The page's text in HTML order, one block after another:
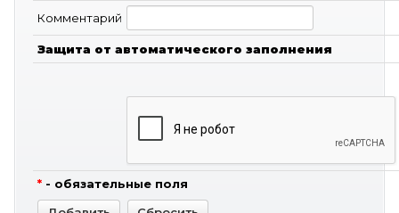
Комментарий
Защита от автоматического заполнения
* - обязательные поля